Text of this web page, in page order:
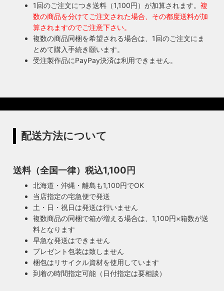
1回のご注文につき送料（1,100円）が加算されます。 複
数の商品を分けてご注文された場合、その都度送料が加
算されますのでご注意下さい。
複数の商品同梱を希望される場合は、1回のご注文にま
とめて購入手続き願います。
受注製作品にPayPay決済は利用できません。
配送方法について
送料（全国一律）税込1,100円
北海道・沖縄・離島も1,100円でOK
当店指定の宅急便で発送
土・日・祝日は発送は行いません
複数商品の同梱で箱が増える場合は、1,100円×箱数が送
料となります
早急な発送はできません
プレゼント包装は致しません
梱包はリサイクル資材を使用しています
到着の時間指定可能（日付指定は要相談）